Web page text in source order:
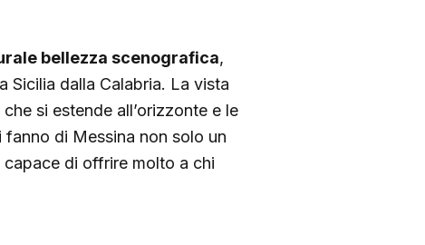
bellezza scenografica,
Sicilia dalla Calabria. La vista
si estende all’orizzonte e le
di Messina non solo un
di offrire molto a chi